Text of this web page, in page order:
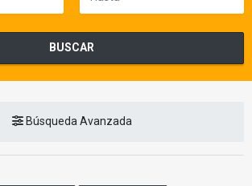
BUSCAR
Búsqueda Avanzada